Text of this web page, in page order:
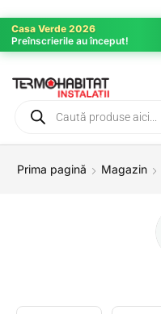
Casa Verde 2026
Preînscrierile au început!
Prima pagină Magazin